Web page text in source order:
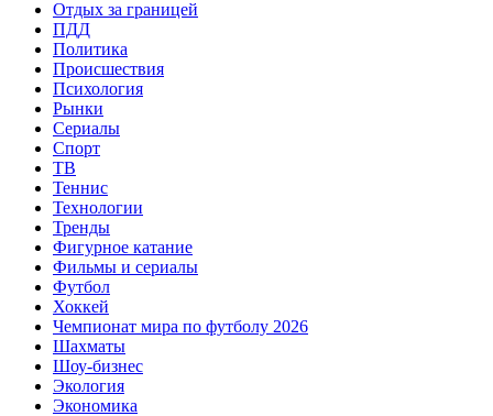
Отдых за границей
ПДД
Политика
Происшествия
Психология
Рынки
Сериалы
Спорт
ТВ
Теннис
Технологии
Тренды
Фигурное катание
Фильмы и сериалы
Футбол
Хоккей
Чемпионат мира по футболу 2026
Шахматы
Шоу-бизнес
Экология
Экономика